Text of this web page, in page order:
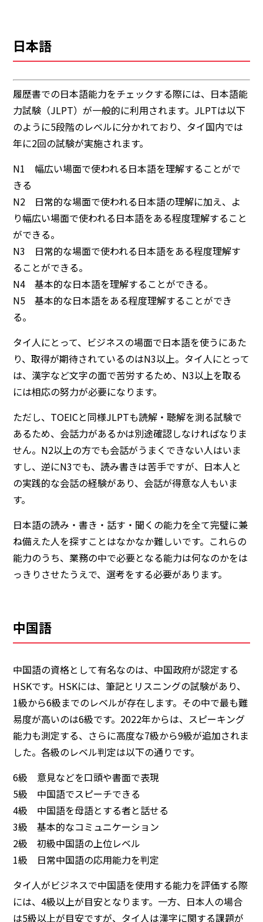
日本語
履歴書での日本語能力をチェックする際には、 日本語能
力試験（JLPT）が一般的に利用されます。JLPTは以下
のように5段階のレベルに分かれており、タイ国内では
年に2回の試験が実施されます。
N1 幅広い場面で使われる日本語を理解することがで
きる
N2 日常的な場面で使われる日本語の理解に加え、よ
り幅広い場面で使われる日本語をある程度理解すること
ができる。
N3 日常的な場面で使われる日本語をある程度理解す
ることができる。
N4 基本的な日本語を理解することができる。
N5 基本的な日本語をある程度理解することができ
る。
タイ人にとって、ビジネスの場面で日本語を使うにあた
り、取得が期待されているのはN3以上。タイ人にとって
は、漢字など文字の面で苦労するため、N3以上を取る
には相応の努力が必要になります。
ただし、TOEICと同様JLPTも読解・聴解を測る試験で
あるため、会話力があるかは別途確認しなければなりま
せん。N2以上の方でも会話がうまくできない人はいま
すし、逆にN3でも、読み書きは苦手ですが、日本人と
の実践的な会話の経験があり、会話が得意な人もいま
す。
日本語の読み・書き・話す・聞くの能力を全て完璧に兼
ね備えた人を探すことはなかなか難しいです。これらの
能力のうち、業務の中で必要となる能力は何なのかをは
っきりさせたうえで、選考をする必要があります。
中国語
中国語の資格として有名なのは、中国政府が認定する
HSKです。HSKには、筆記とリスニングの試験があり、
1級から6級までのレベルが存在します。その中で最も難
易度が高いのは6級です。2022年からは、スピーキング
能力も測定する、さらに高度な7級から9級が追加されま
した。各級のレベル判定は以下の通りです。
6級 意見などを口頭や書面で表現
5級 中国語でスピーチできる
4級 中国語を母語とする者と話せる
3級 基本的なコミュニケーション
2級 初級中国語の上位レベル
1級 日常中国語の応用能力を判定
タイ人がビジネスで中国語を使用する能力を評価する際
には、4級以上が目安となります。一方、日本人の場合
は5級以上が目安ですが、タイ人は漢字に関する課題が